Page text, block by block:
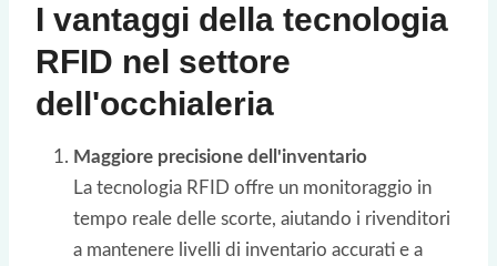
I vantaggi della tecnologia
RFID nel settore
dell'occhialeria
Maggiore precisione dell'inventario
La tecnologia RFID offre un monitoraggio in
tempo reale delle scorte, aiutando i rivenditori
a mantenere livelli di inventario accurati e a